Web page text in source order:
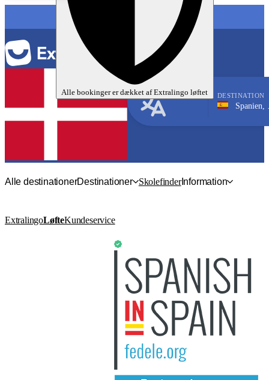
Alle bookinger er dækket afExtralingo løftet DESTINATION
Spanien, Salamanca
Alle destinationerDestinationer SkolefinderInformation
ExtralingoLøfteKundeservice